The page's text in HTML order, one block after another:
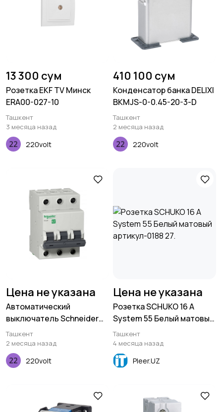
13 300 сум
Розетка EKF TV Минск
ERA00-027-10
Ташкент
3 месяца назад
220volt
410 100 сум
Конденсатор банка DELIXI
BKMJS-0-0.45-20-3-D
Ташкент
2 месяца назад
220volt
Цена не указана
Автоматический
выключатель Schneider
Electric Easy9 3P 20А С
4,5кА 400В
Ташкент
2 месяца назад
220volt
Цена не указана
Розетка SCHUKO 16 A
System 55 Белый матовый
артикул-0188 27.
Ташкент
4 месяца назад
Pleer.UZ